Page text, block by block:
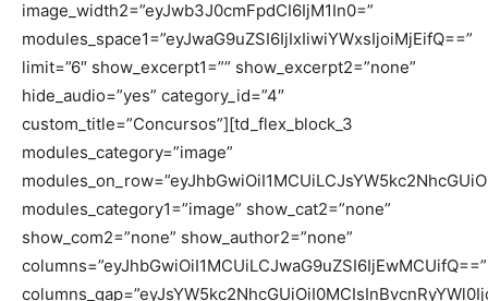
image_width2=”eyJwb3J0cmFpdCI6IjM1In0=”
modules_space1=”eyJwaG9uZSI6IjIxIiwiYWxsIjoiMjEifQ==”
limit=”6″ show_excerpt1=”” show_excerpt2=”none”
hide_audio=”yes” category_id=”4″
custom_title=”Concursos”][td_flex_block_3
modules_category=”image”
modules_category1=”image” show_cat2=”none”
show_com2=”none” show_author2=”none”
columns=”eyJhbGwiOiI1MCUiLCJwaG9uZSI6IjEwMCUifQ==”